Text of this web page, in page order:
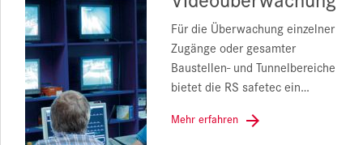
Für die Überwachung einzelner
Zugänge oder gesamter
Baustellen- und Tunnelbereiche
bietet die RS safetec ein…
Mehr erfahren